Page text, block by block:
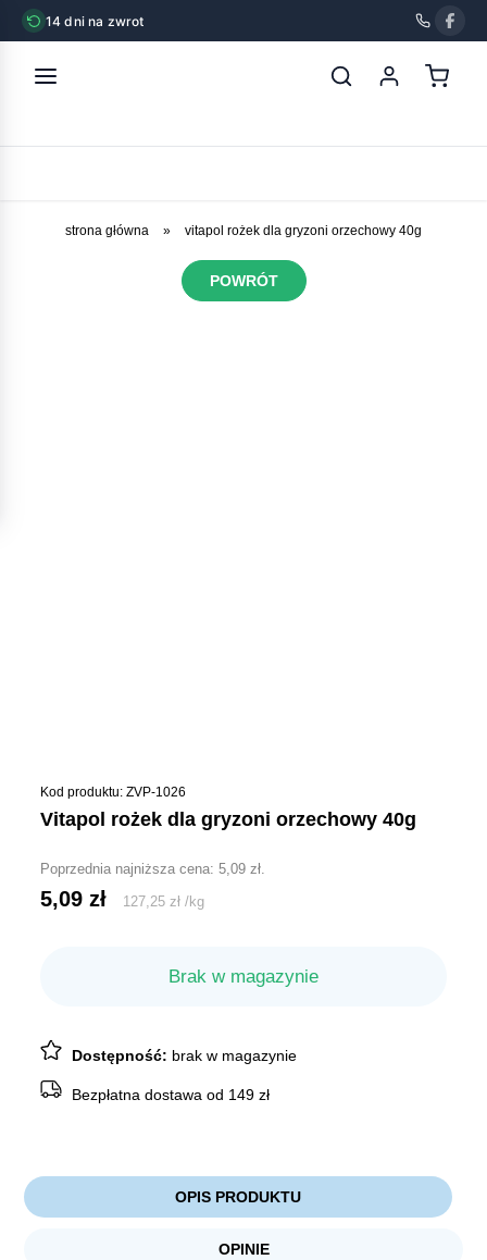
14 dni na zwrot
strona główna » vitapol rożek dla gryzoni orzechowy 40g
POWRÓT
Kod produktu: ZVP-1026
vitapol rożek dla gryzoni orzechowy 40g
Poprzednia najniższa cena:5,09zł.
5,09zł 127,25zł /kg
Brak w magazynie
Dostępność: brak w magazynie
Bezpłatna dostawa od 149 zł
OPIS PRODUKTU
OPINIE